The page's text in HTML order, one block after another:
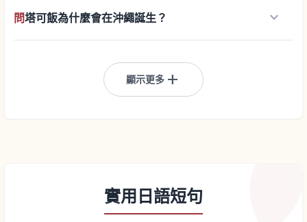
問塔可飯為什麼會在沖繩誕生？ keyboard_arrow_down
顯示更多 add
實用日語短句